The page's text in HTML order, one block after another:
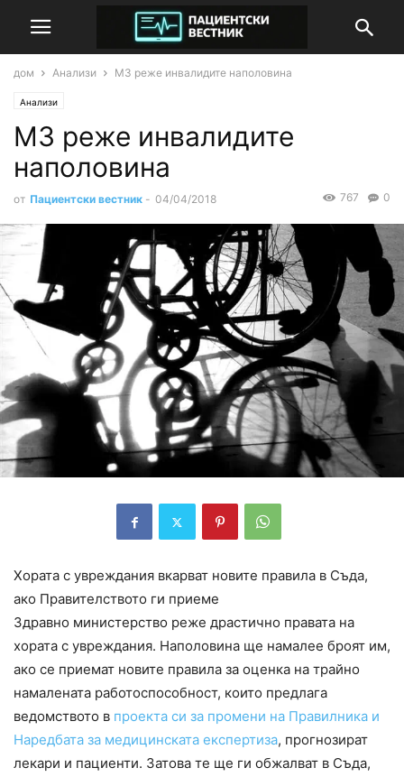
дом Анализи МЗ реже инвалидите наполовина
Анализи
МЗ реже инвалидите
наполовина
от Пациентски вестник - 04/04/2018 0
767
Хората с увреждания вкарват новите правила в Съда,
ако Правителството ги приеме
Здравно министерство реже драстично правата на
хората с увреждания. Наполовина ще намалее броят им,
ако се приемат новите правила за оценка на трайно
намалената работоспособност, които предлага
ведомството в проекта си за промени на Правилника и
Наредбата за медицинската експертиза, прогнозират
лекари и пациенти. Затова те ще ги обжалват в Съда,